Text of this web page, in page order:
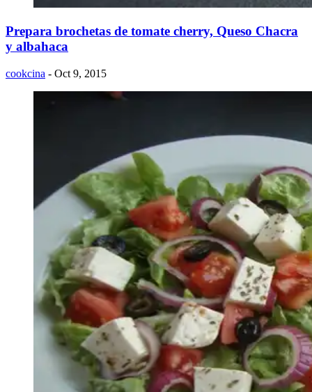
Prepara brochetas de tomate cherry, Queso Chacra
y albahaca
cookcina - Oct 9, 2015